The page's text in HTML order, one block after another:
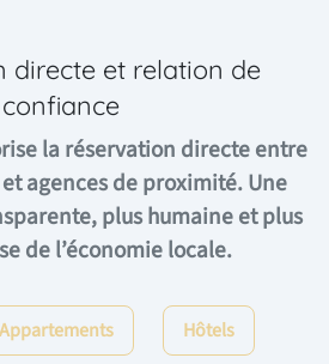
directe et relation de
confiance
la réservation directe entre
agences de proximité. Une
plus humaine et plus
de l’économie locale.
Appartements Hôtels